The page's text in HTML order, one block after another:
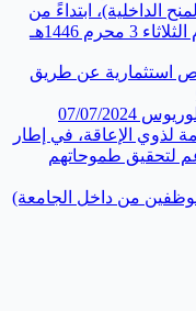
الداخلية)، ابتداءً من
استثمارية عن طريق
07/07/2024
لذوي الإعاقة، في إطار
لتحقيق طموحاتهم
من داخل الجامعة)